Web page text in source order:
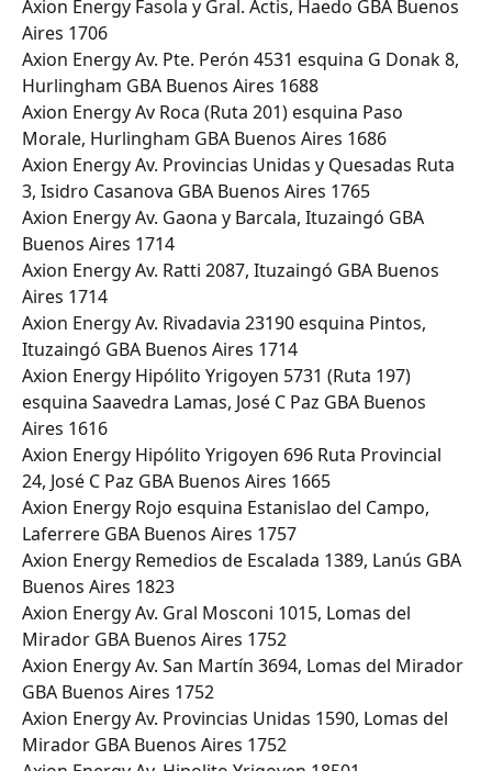
Axion Energy Fasola y Gral. Actis, Haedo GBA Buenos
Aires 1706
Axion Energy Av. Pte. Perón 4531 esquina G Donak 8,
Hurlingham GBA Buenos Aires 1688
Axion Energy Av Roca (Ruta 201) esquina Paso
Morale, Hurlingham GBA Buenos Aires 1686
Axion Energy Av. Provincias Unidas y Quesadas Ruta
3, Isidro Casanova GBA Buenos Aires 1765
Axion Energy Av. Gaona y Barcala, Ituzaingó GBA
Buenos Aires 1714
Axion Energy Av. Ratti 2087, Ituzaingó GBA Buenos
Aires 1714
Axion Energy Av. Rivadavia 23190 esquina Pintos,
Ituzaingó GBA Buenos Aires 1714
Axion Energy Hipólito Yrigoyen 5731 (Ruta 197)
esquina Saavedra Lamas, José C Paz GBA Buenos
Aires 1616
Axion Energy Hipólito Yrigoyen 696 Ruta Provincial
24, José C Paz GBA Buenos Aires 1665
Axion Energy Rojo esquina Estanislao del Campo,
Laferrere GBA Buenos Aires 1757
Axion Energy Remedios de Escalada 1389, Lanús GBA
Buenos Aires 1823
Axion Energy Av. Gral Mosconi 1015, Lomas del
Mirador GBA Buenos Aires 1752
Axion Energy Av. San Martín 3694, Lomas del Mirador
GBA Buenos Aires 1752
Axion Energy Av. Provincias Unidas 1590, Lomas del
Mirador GBA Buenos Aires 1752